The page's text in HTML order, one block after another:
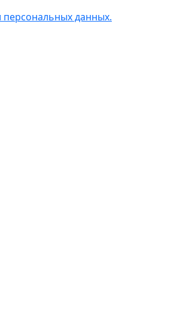
персональных данных.